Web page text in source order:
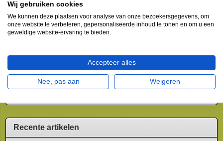
Opmerking:
Opslaan
Recente artikelen
Wij gebruiken cookies
We kunnen deze plaatsen voor analyse van onze bezoekersgegevens, om
onze website te verbeteren, gepersonaliseerde inhoud te tonen en om u een
geweldige website-ervaring te bieden.
Accepteer alles
Nee, pas aan Weigeren